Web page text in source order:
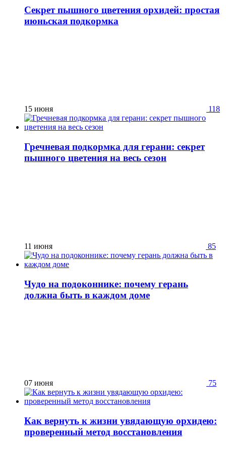
Секрет пышного цветения орхидей: простая
июньская подкормка
15 июня 118
Гречневая подкормка для герани: секрет
пышного цветения на весь сезон
11 июня 85
Чудо на подоконнике: почему герань
должна быть в каждом доме
07 июня 75
Как вернуть к жизни увядающую орхидею:
проверенный метод восстановления